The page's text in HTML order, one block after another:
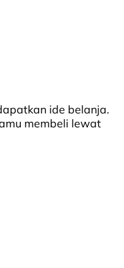
ide belanja.
membeli lewat